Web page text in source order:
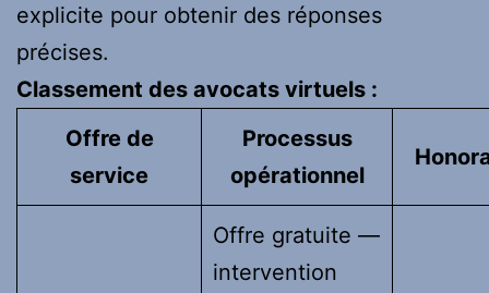
explicite pour obtenir des réponses
précises.
Classement des avocats virtuels :
Offre de
service
Processus
opérationnel
Offre gratuite —
intervention